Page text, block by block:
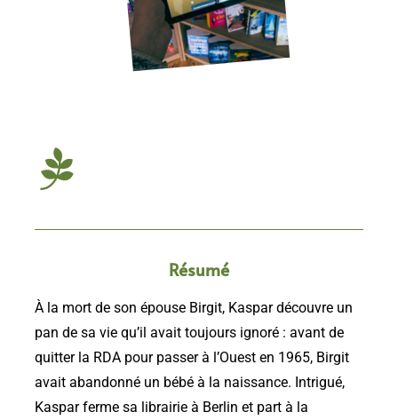
Résumé
À la mort de son épouse Birgit, Kaspar découvre un
pan de sa vie qu’il avait toujours ignoré : avant de
quitter la RDA pour passer à l’Ouest en 1965, Birgit
avait abandonné un bébé à la naissance. Intrigué,
Kaspar ferme sa librairie à Berlin et part à la